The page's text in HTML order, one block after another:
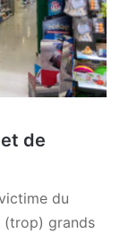
de
du
(trop) grands